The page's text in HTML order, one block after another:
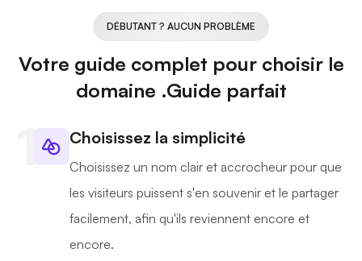
DÉBUTANT ? AUCUN PROBLÈME
Votre guide complet pour choisir le
domaine .Guide parfait
Choisissez la simplicité
Choisissez un nom clair et accrocheur pour que
les visiteurs puissent s'en souvenir et le partager
facilement, afin qu'ils reviennent encore et
encore.